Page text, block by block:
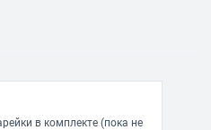
в комплекте (пока не